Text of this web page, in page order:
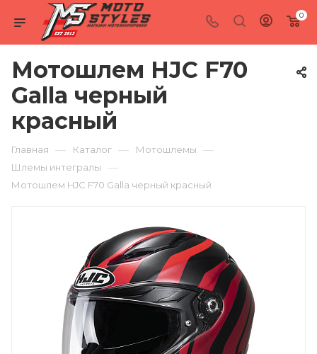
0
Мотошлем HJC F70
Galla черный
красный
Главная — Каталог — Мотошлемы —
Шлемы интегралы —
Мотошлем HJC F70 Galla черный красный